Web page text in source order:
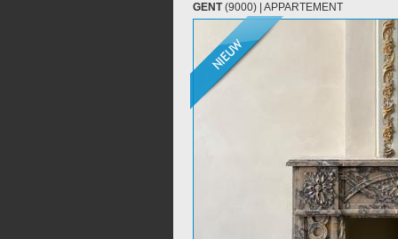
GENT(9000) | APPARTEMENT